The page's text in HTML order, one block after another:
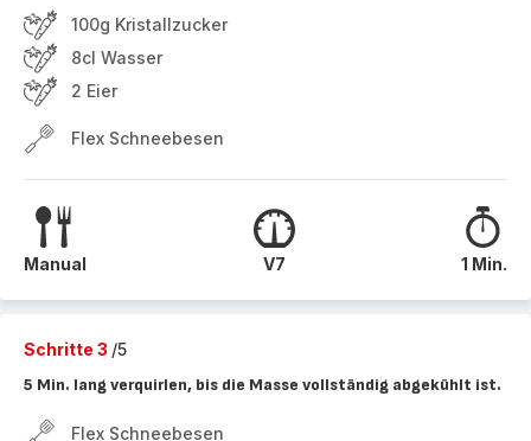
100g Kristallzucker
8cl Wasser
2 Eier
Flex Schneebesen
Manual V7 1 Min.
Schritte 3 /5
5 Min. lang verquirlen, bis die Masse vollständig abgekühlt ist.
Flex Schneebesen